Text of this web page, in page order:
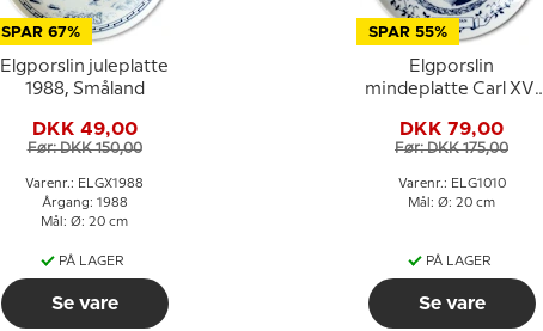
SPAR 67%
Elgporslin juleplatte
1988, Småland
DKK 49,00
Før: DKK 150,00
Varenr.: ELGX1988
Årgang: 1988
Mål: Ø: 20 cm
PÅ LAGER
Se vare
SPAR 55%
Elgporslin
mindeplatte Carl XVI
Småland 1975
DKK 79,00
Før: DKK 175,00
Varenr.: ELG1010
Mål: Ø: 20 cm
PÅ LAGER
Se vare